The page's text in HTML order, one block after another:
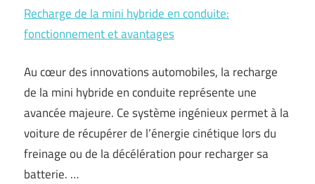
Recharge de la mini hybride en conduite:
fonctionnement et avantages
Au cœur des innovations automobiles, la recharge
de la mini hybride en conduite représente une
avancée majeure. Ce système ingénieux permet à la
voiture de récupérer de l’énergie cinétique lors du
freinage ou de la décélération pour recharger sa
batterie. …